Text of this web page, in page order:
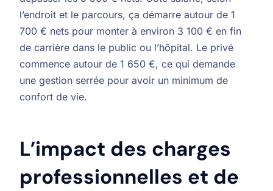
l’endroit et le parcours, ça démarre autour de 1
700 € nets pour monter à environ 3 100 € en fin
de carrière dans le public ou l’hôpital. Le privé
commence autour de 1 650 €, ce qui demande
une gestion serrée pour avoir un minimum de
confort de vie.
L’impact des charges
professionnelles et de